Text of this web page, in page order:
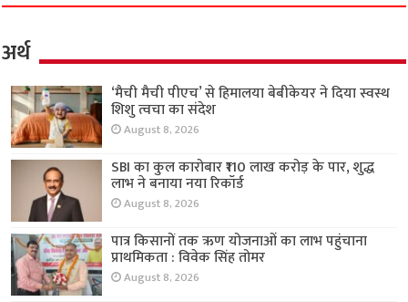
अर्थ
‘मैची मैची पीएच’ से हिमालया बेबीकेयर ने दिया स्वस्थ
शिशु त्वचा का संदेश
August 8, 2026
SBI का कुल कारोबार ₹110 लाख करोड़ के पार, शुद्ध
लाभ ने बनाया नया रिकॉर्ड
August 8, 2026
पात्र किसानों तक ऋण योजनाओं का लाभ पहुंचाना
प्राथमिकता : विवेक सिंह तोमर
August 8, 2026